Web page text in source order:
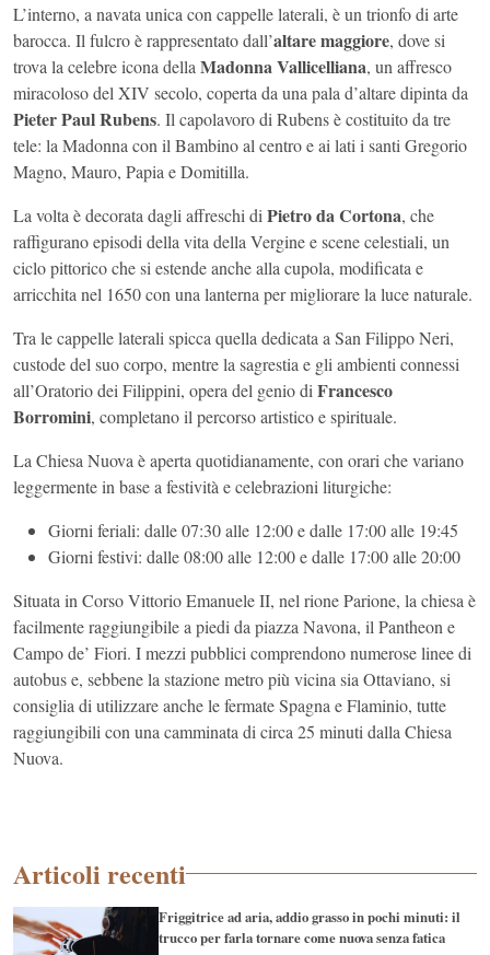
L’interno, a navata unica con cappelle laterali, è un trionfo di arte
barocca. Il fulcro è rappresentato dall’altare maggiore, dove si
trova la celebre icona della Madonna Vallicelliana, un affresco
miracoloso del XIV secolo, coperta da una pala d’altare dipinta da
Pieter Paul Rubens. Il capolavoro di Rubens è costituito da tre
tele: la Madonna con il Bambino al centro e ai lati i santi Gregorio
Magno, Mauro, Papia e Domitilla.
La volta è decorata dagli affreschi di Pietro da Cortona, che
raffigurano episodi della vita della Vergine e scene celestiali, un
ciclo pittorico che si estende anche alla cupola, modificata e
arricchita nel 1650 con una lanterna per migliorare la luce naturale.
Tra le cappelle laterali spicca quella dedicata a San Filippo Neri,
custode del suo corpo, mentre la sagrestia e gli ambienti connessi
all’Oratorio dei Filippini, opera del genio di Francesco
Borromini, completano il percorso artistico e spirituale.
La Chiesa Nuova è aperta quotidianamente, con orari che variano
leggermente in base a festività e celebrazioni liturgiche:
Giorni feriali: dalle 07:30 alle 12:00 e dalle 17:00 alle 19:45
Giorni festivi: dalle 08:00 alle 12:00 e dalle 17:00 alle 20:00
Situata in Corso Vittorio Emanuele II, nel rione Parione, la chiesa è
facilmente raggiungibile a piedi da piazza Navona, il Pantheon e
Campo de’ Fiori. I mezzi pubblici comprendono numerose linee di
autobus e, sebbene la stazione metro più vicina sia Ottaviano, si
consiglia di utilizzare anche le fermate Spagna e Flaminio, tutte
raggiungibili con una camminata di circa 25 minuti dalla Chiesa
Nuova.
Articoli recenti
Friggitrice ad aria, addio grasso in pochi minuti: il
trucco per farla tornare come nuova senza fatica